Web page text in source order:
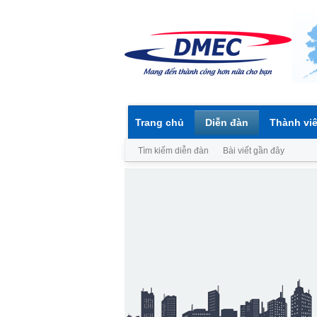
Trang chủ Diễn đàn
Tìm kiếm diễn đàn Bài viết gần đây
Thành